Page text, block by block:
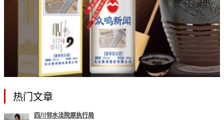
热门文章
四川邻水法院原执行局